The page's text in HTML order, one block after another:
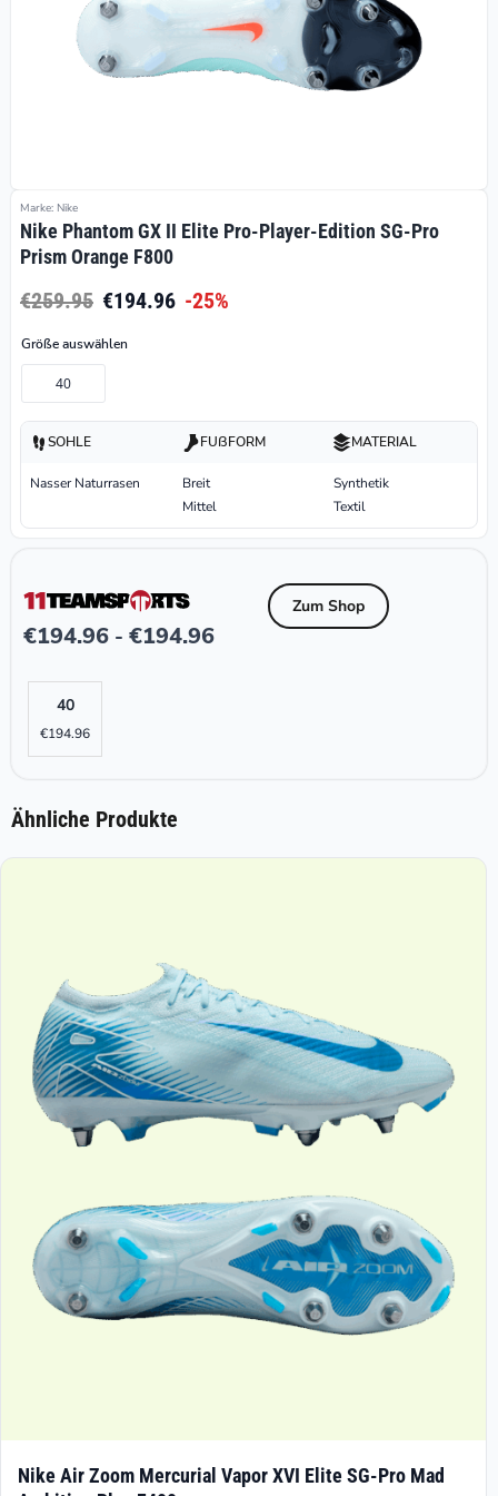
Marke: Nike
Nike Phantom GX II Elite Pro-Player-Edition SG-Pro
Prism Orange F800
€259.95 €194.96 -25%
Größe auswählen
40
SOHLE
Nasser Naturrasen
FUßFORM
Breit
Mittel
MATERIAL
Synthetik
Textil
€194.96 - €194.96
Zum Shop
40
€194.96
Ähnliche Produkte
Nike Air Zoom Mercurial Vapor XVI Elite SG-Pro Mad